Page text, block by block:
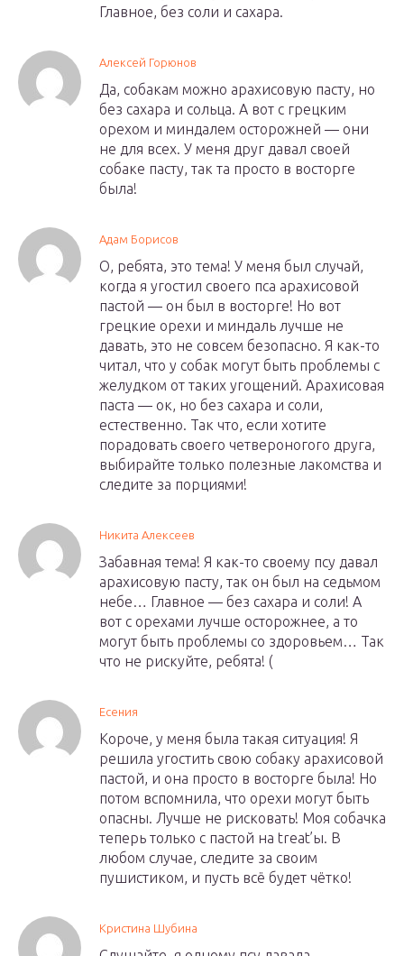
Главное, без соли и сахара.
Алексей Горюнов
Да, собакам можно арахисовую пасту, но
без сахара и сольца. А вот с грецким
орехом и миндалем осторожней — они
не для всех. У меня друг давал своей
собаке пасту, так та просто в восторге
была!
Адам Борисов
О, ребята, это тема! У меня был случай,
когда я угостил своего пса арахисовой
пастой — он был в восторге! Но вот
грецкие орехи и миндаль лучше не
давать, это не совсем безопасно. Я как-то
читал, что у собак могут быть проблемы с
желудком от таких угощений. Арахисовая
паста — ок, но без сахара и соли,
естественно. Так что, если хотите
порадовать своего четвероногого друга,
выбирайте только полезные лакомства и
следите за порциями!
Никита Алексеев
Забавная тема! Я как-то своему псу давал
арахисовую пасту, так он был на седьмом
небе… Главное — без сахара и соли! А
вот с орехами лучше осторожнее, а то
могут быть проблемы со здоровьем… Так
что не рискуйте, ребята! (
Есения
Короче, у меня была такая ситуация! Я
решила угостить свою собаку арахисовой
пастой, и она просто в восторге была! Но
потом вспомнила, что орехи могут быть
опасны. Лучше не рисковать! Моя собачка
теперь только с пастой на treat’ы. В
любом случае, следите за своим
пушистиком, и пусть всё будет чётко!
Кристина Шубина